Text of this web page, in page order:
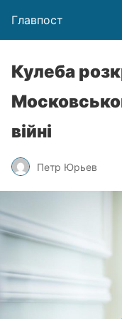
Главпост
Кулеба
війні
Петр Юрьев